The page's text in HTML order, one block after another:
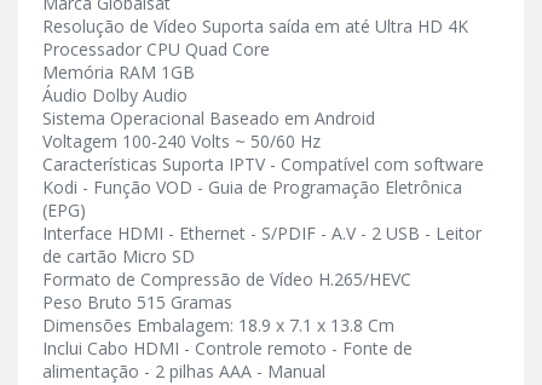
Resolução de Vídeo Suporta saída em até Ultra HD 4K
Processador CPU Quad Core
Memória RAM 1GB
Áudio Dolby Audio
Sistema Operacional Baseado em Android
Voltagem 100-240 Volts ~ 50/60 Hz
Características Suporta IPTV - Compatível com software
Kodi - Função VOD - Guia de Programação Eletrônica
(EPG)
Interface HDMI - Ethernet - S/PDIF - A.V - 2 USB - Leitor
de cartão Micro SD
Formato de Compressão de Vídeo H.265/HEVC
Peso Bruto 515 Gramas
Dimensões Embalagem: 18.9 x 7.1 x 13.8 Cm
Inclui Cabo HDMI - Controle remoto - Fonte de
alimentação - 2 pilhas AAA - Manual